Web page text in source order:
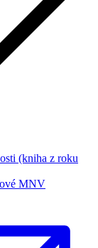
(kniha z roku
MNV